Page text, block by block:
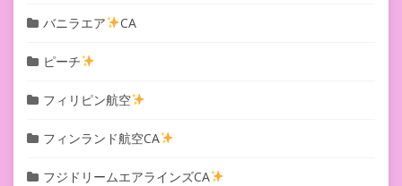
バニラエア CA
ピーチ
フィリピン航空
フィンランド航空CA
フジドリームエアラインズCA